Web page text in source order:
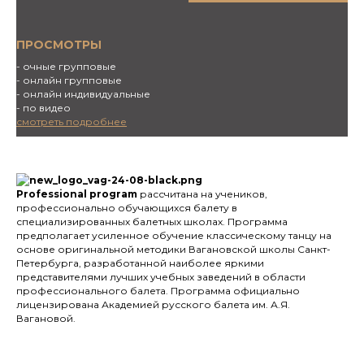
ПРОСМОТРЫ
- очные групповые
- онлайн групповые
- онлайн индивидуальные
- по видео
смотреть подробнее
Professional program рассчитана на учеников,
профессионально обучающихся балету в
специализированных балетных школах. Программа
предполагает усиленное обучение классическому танцу на
основе оригинальной методики Вагановской школы Санкт-
Петербурга, разработанной наиболее яркими
представителями лучших учебных заведений в области
профессионального балета. Программа официально
лицензирована Академией русского балета им. А.Я.
Вагановой.